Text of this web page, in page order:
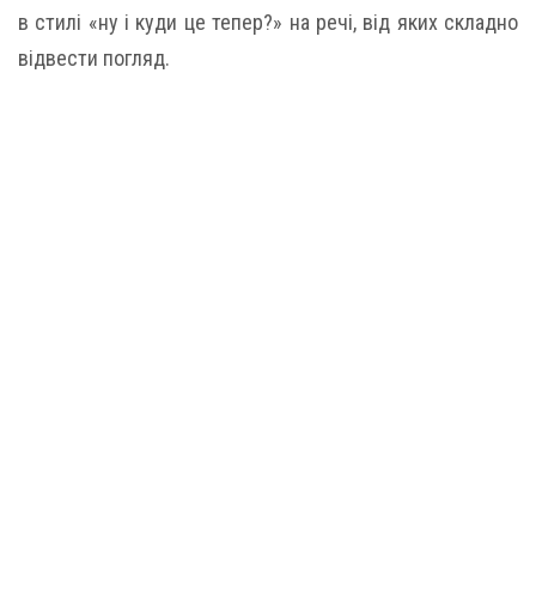
в стилі «ну і куди це тепер?» на речі, від яких складно
відвести погляд.